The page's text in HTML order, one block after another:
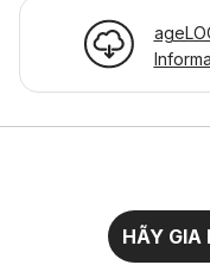
HÃY GIA